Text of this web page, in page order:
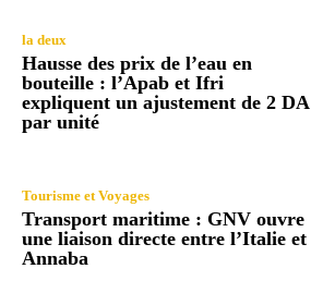
la deux
Hausse des prix de l’eau en
bouteille : l’Apab et Ifri
expliquent un ajustement de 2 DA
par unité
Tourisme et Voyages
Transport maritime : GNV ouvre
une liaison directe entre l’Italie et
Annaba